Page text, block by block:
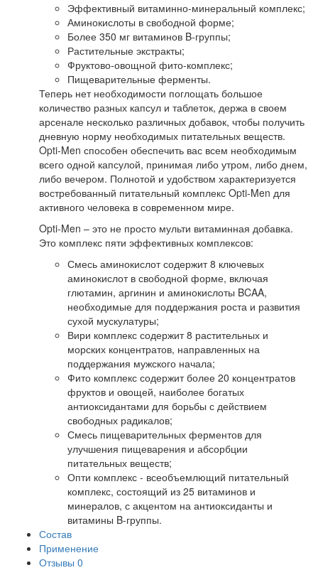
Эффективный витаминно-минеральный комплекс;
Аминокислоты в свободной форме;
Более 350 мг витаминов B-группы;
Растительные экстракты;
Фруктово-овощной фито-комплекс;
Пищеварительные ферменты.
Теперь нет необходимости поглощать большое
количество разных капсул и таблеток, держа в своем
арсенале несколько различных добавок, чтобы получить
дневную норму необходимых питательных веществ.
Opti-Men способен обеспечить вас всем необходимым
всего одной капсулой, принимая либо утром, либо днем,
либо вечером. Полнотой и удобством характеризуется
востребованный питательный комплекс Opti-Men для
активного человека в современном мире.
Opti-Men – это не просто мульти витаминная добавка.
Это комплекс пяти эффективных комплексов:
Смесь аминокислот содержит 8 ключевых
аминокислот в свободной форме, включая
глютамин, аргинин и аминокислоты BCAA,
необходимые для поддержания роста и развития
сухой мускулатуры;
Вири комплекс содержит 8 растительных и
морских концентратов, направленных на
поддержания мужского начала;
Фито комплекс содержит более 20 концентратов
фруктов и овощей, наиболее богатых
антиоксидантами для борьбы с действием
свободных радикалов;
Смесь пищеварительных ферментов для
улучшения пищеварения и абсорбции
питательных веществ;
Опти комплекс - всеобъемлющий питательный
комплекс, состоящий из 25 витаминов и
минералов, с акцентом на антиоксиданты и
витамины B-группы.
Состав
Применение
Отзывы 0